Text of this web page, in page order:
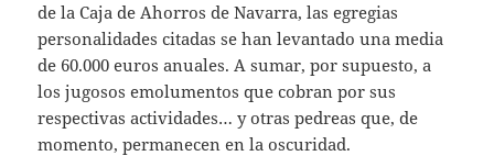
de la Caja de Ahorros de Navarra, las egregias
personalidades citadas se han levantado una media
de 60.000 euros anuales. A sumar, por supuesto, a
los jugosos emolumentos que cobran por sus
respectivas actividades… y otras pedreas que, de
momento, permanecen en la oscuridad.